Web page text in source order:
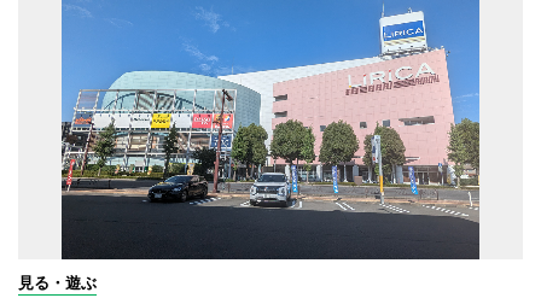
見る・遊ぶ